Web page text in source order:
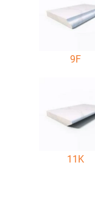
9F
11K